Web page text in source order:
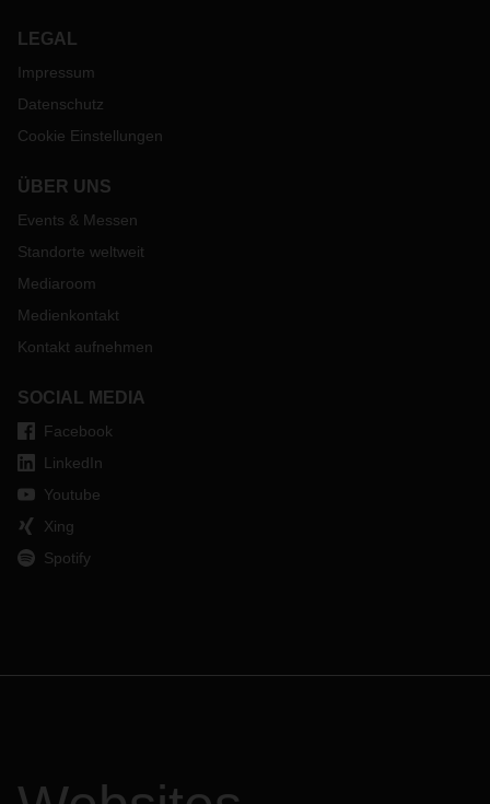
LEGAL
Impressum
Datenschutz
Cookie Einstellungen
ÜBER UNS
Events & Messen
Standorte weltweit
Mediaroom
Medienkontakt
Kontakt aufnehmen
SOCIAL MEDIA
Facebook
LinkedIn
Youtube
Xing
Spotify